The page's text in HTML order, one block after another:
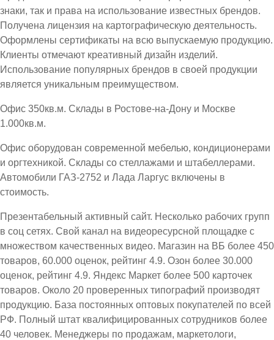
знаки, так и права на использование известных брендов.
Получена лицензия на картографическую деятельность.
Оформлены сертификаты на всю выпускаемую продукцию.
Клиенты отмечают креативный дизайн изделий.
Использование популярных брендов в своей продукции
является уникальным преимуществом.
Офис 350кв.м. Склады в Ростове-на-Дону и Москве
1.000кв.м.
Офис оборудован современной мебелью, кондиционерами
и оргтехникой. Склады со стеллажами и штабеллерами.
Автомобили ГАЗ-2752 и Лада Ларгус включены в
стоимость.
Презентабельный активный сайт. Несколько рабочих групп
в соц сетях. Свой канал на видеоресурсной площадке с
множеством качественных видео. Магазин на ВБ более 450
товаров, 60.000 оценок, рейтинг 4.9. Озон более 30.000
оценок, рейтинг 4.9. Яндекс Маркет более 500 карточек
товаров. Около 20 проверенных типографий производят
продукцию. База постоянных оптовых покупателей по всей
РФ. Полный штат квалифицированных сотрудников более
40 человек. Менеджеры по продажам, маркетологи,